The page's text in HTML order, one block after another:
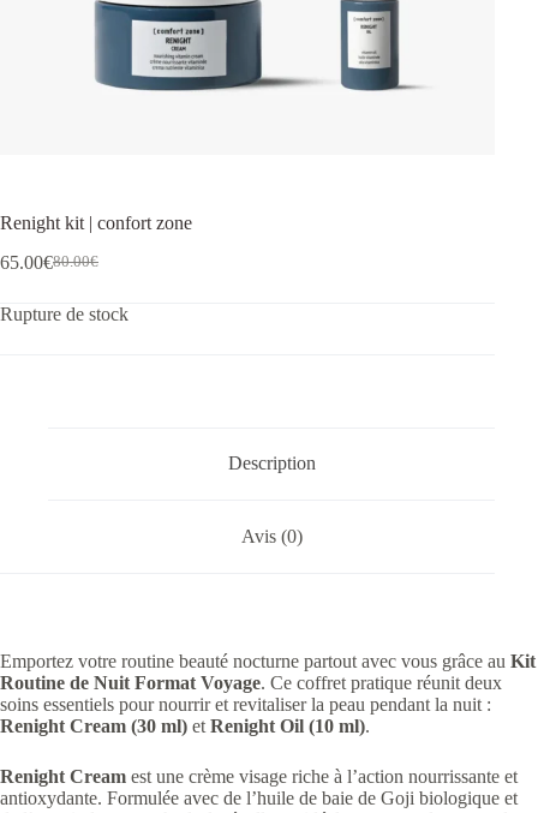
Renight kit | confort zone
80.00€
65.00€
Rupture de stock
Description
Avis (0)
Emportez votre routine beauté nocturne partout avec vous grâce au Kit
Routine de Nuit Format Voyage. Ce coffret pratique réunit deux
soins essentiels pour nourrir et revitaliser la peau pendant la nuit :
Renight Cream (30 ml) et Renight Oil (10 ml).
Renight Cream est une crème visage riche à l’action nourrissante et
antioxydante. Formulée avec de l’huile de baie de Goji biologique et